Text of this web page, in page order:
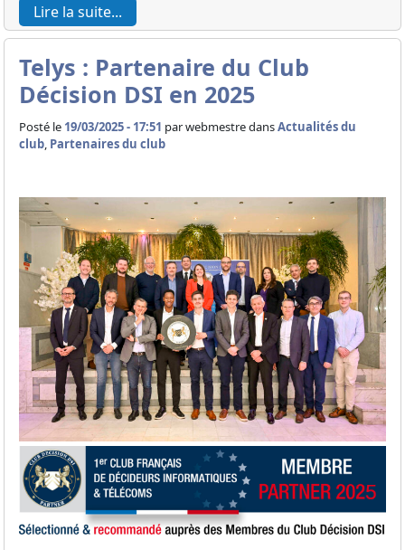
Lire la suite...
Telys : Partenaire du Club
Décision DSI en 2025
Posté le 19/03/2025 - 17:51 parwebmestre dansActualités du
club, Partenaires du club